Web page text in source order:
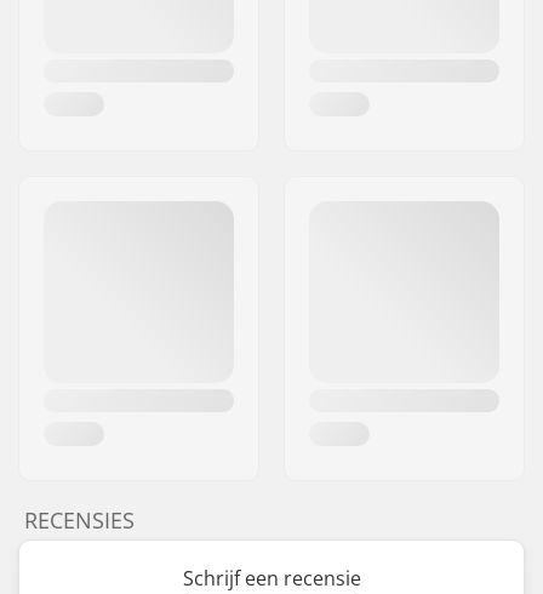
RECENSIES
Schrijf een recensie